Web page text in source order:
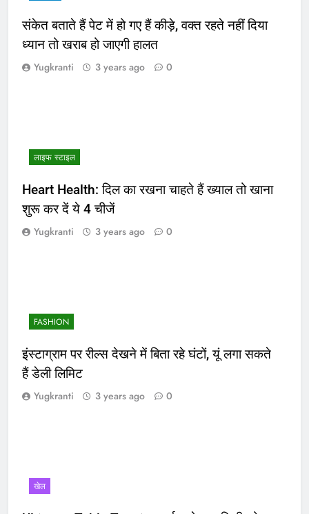
संकेत बताते हैं पेट में हो गए हैं कीड़े, वक्त रहते नहीं दिया
ध्यान तो खराब हो जाएगी हालत
Yugkranti 3 years ago 0
लाइफ स्टाइल
Heart Health: दिल का रखना चाहते हैं ख्याल तो खाना
शुरू कर दें ये 4 चीजें
Yugkranti 3 years ago 0
FASHION
इंस्टाग्राम पर रील्स देखने में बिता रहे घंटों, यूं लगा सकते
हैं डेली लिमिट
Yugkranti 3 years ago 0
खेल